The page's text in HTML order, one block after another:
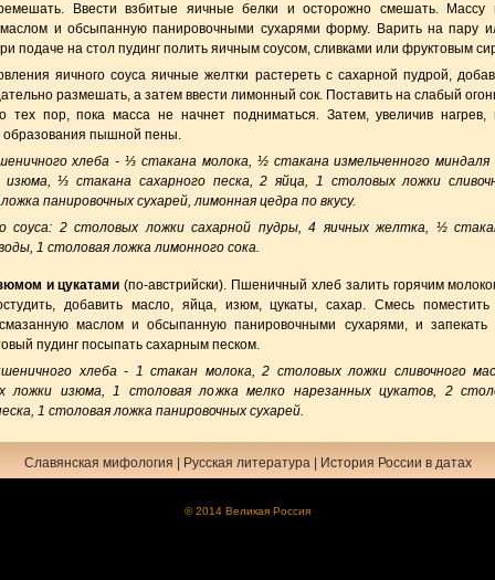
Ввести взбитые яичные белки и осторожно смешать. Массу
и обсыпанную панировочными сухарями форму. Варить на пару
подаче на стол пудинг полить яичным соусом, сливками или фруктовым
яичного соуса яичные желтки растереть с сахарной пудрой,
размешать, а затем ввести лимонный сок. Поставить на слабый
тех пор, пока масса не начнет подниматься. Затем, увеличив нагрев,
образования пышной пены.
хлеба - ⅓ стакана молока, ½ стакана измельченного миндаля
⅓ стакана сахарного песка, 2 яйца, 1 столовых ложки
панировочных сухарей, лимонная цедра по вкусу.
соуса: 2 столовых ложки сахарной пудры, 4 яичных желтка, ½
1 столовая ложка лимонного сока.
и цукатами (по-австрийски). Пшеничный хлеб залить горячим
добавить масло, яйца, изюм, цукаты, сахар. Смесь поместить
смазанную маслом и обсыпанную панировочными сухарями, и
пудинг посыпать сахарным песком.
хлеба - 1 стакан молока, 2 столовых ложки сливочного
ложки изюма, 1 столовая ложка мелко нарезанных цукатов, 2
1 столовая ложка панировочных сухарей.
Славянская мифология Русская литература| История России в датах
© 2014 Великая Россия